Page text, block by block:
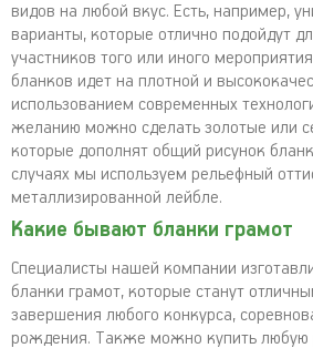
видов на любой вкус. Есть, например,
варианты, которые отлично подойдут
участников того или иного
бланков идет на плотной и
использованием современных
желанию можно сделать золотые или
которые дополнят общий рисунок
случаях мы используем рельефный
металлизированной лейбле.
Какие бывают бланки грамот
Специалисты нашей компании
бланки грамот, которые станут
завершения любого конкурса,
рождения. Также можно купить любую